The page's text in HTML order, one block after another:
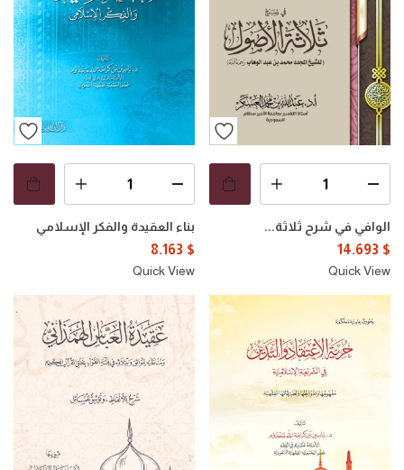
الوافي في شرح ثلاثة...
14.693 $
Quick View
بناء العقيدة والفكر الإسلامي
8.163 $
Quick View